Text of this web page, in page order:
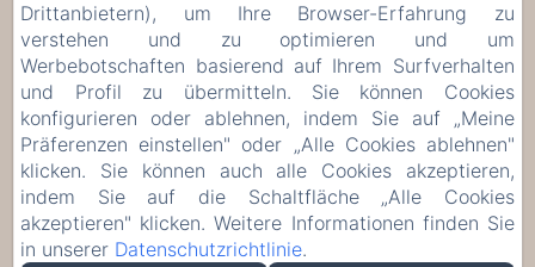
Les Trois Voisins
17 Rue de Bohée, Bourseigne-Vieille, 5575,
Belgien
etiennecambier@yahoo.fr
+32 61 51 33 80
+32 476 75 34 77
Drittanbietern), um Ihre Browser-Erfahrung zu
verstehen und zu optimieren und um
Werbebotschaften basierend auf Ihrem Surfverhalten
und Profil zu übermitteln. Sie können Cookies
konfigurieren oder ablehnen, indem Sie auf „Meine
Präferenzen einstellen" oder „Alle Cookies ablehnen"
klicken. Sie können auch alle Cookies akzeptieren,
indem Sie auf die Schaltfläche „Alle Cookies
akzeptieren" klicken. Weitere Informationen finden Sie
in unserer Datenschutzrichtlinie.